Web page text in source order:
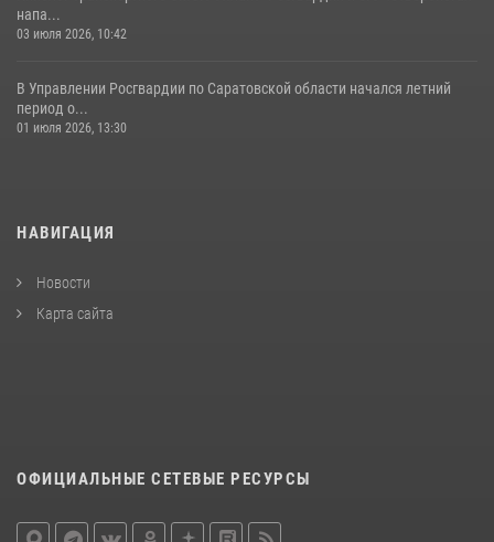
напа...
03 июля 2026, 10:42
В Управлении Росгвардии по Саратовской области начался летний
период о...
01 июля 2026, 13:30
НАВИГАЦИЯ
Новости
Карта сайта
ОФИЦИАЛЬНЫЕ СЕТЕВЫЕ РЕСУРСЫ